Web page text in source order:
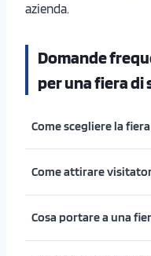
azienda.
Domande
per una fiera di
Come scegliere la
Come attirare
Cosa portare a una